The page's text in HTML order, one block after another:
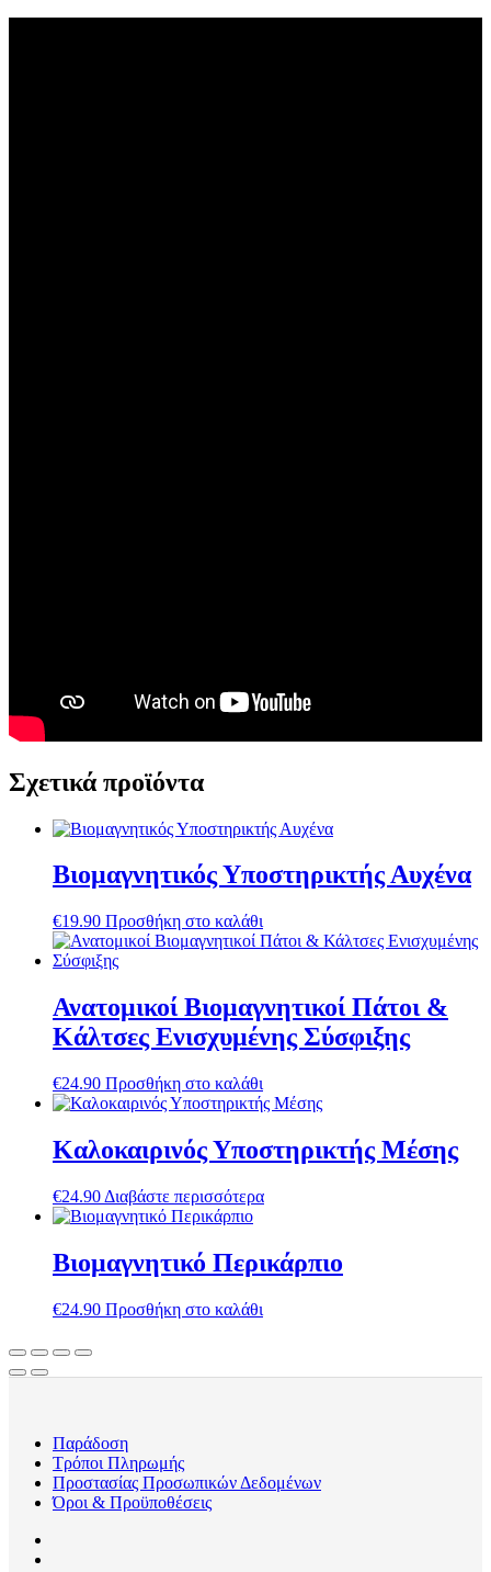
Σχετικά προϊόντα
Βιομαγνητικός Υποστηρικτής Αυχένα
€19.90 Προσθήκη στο καλάθι
Ανατομικοί Βιομαγνητικοί Πάτοι &
Κάλτσες Ενισχυμένης Σύσφιξης
€24.90 Προσθήκη στο καλάθι
Καλοκαιρινός Υποστηρικτής Μέσης
€24.90 Διαβάστε περισσότερα
Βιομαγνητικό Περικάρπιο
€24.90 Προσθήκη στο καλάθι
Παράδοση
Τρόποι Πληρωμής
Προστασίας Προσωπικών Δεδομένων
Όροι & Προϋποθέσεις